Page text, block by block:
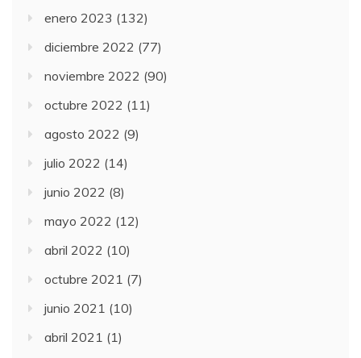
enero 2023 (132)
diciembre 2022 (77)
noviembre 2022 (90)
octubre 2022 (11)
agosto 2022 (9)
julio 2022 (14)
junio 2022 (8)
mayo 2022 (12)
abril 2022 (10)
octubre 2021 (7)
junio 2021 (10)
abril 2021 (1)